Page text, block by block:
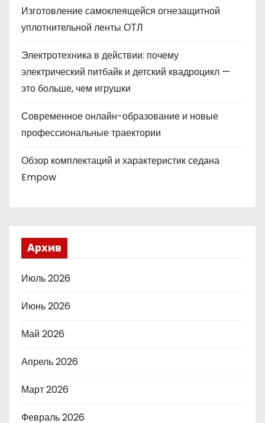
Изготовление самоклеящейся огнезащитной
уплотнительной ленты ОТЛ
Электротехника в действии: почему
электрический питбайк и детский квадроцикл —
это больше, чем игрушки
Современное онлайн-образование и новые
профессиональные траектории
Обзор комплектаций и характеристик седана
Empow
Архив
Июль 2026
Июнь 2026
Май 2026
Апрель 2026
Март 2026
Февраль 2026